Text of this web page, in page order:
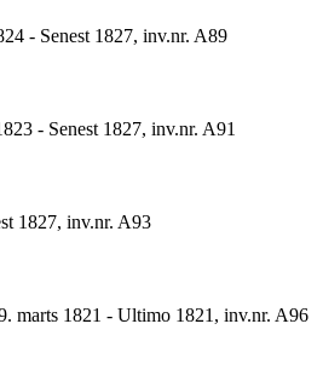
- Senest 1827, inv.nr. A89
- Senest 1827, inv.nr. A91
1827, inv.nr. A93
marts 1821 - Ultimo 1821, inv.nr. A96